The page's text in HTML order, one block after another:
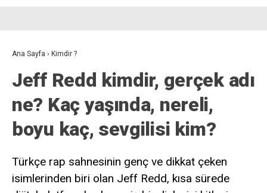
Ana Sayfa › Kimdir ?
Jeff Redd kimdir, gerçek adı
ne? Kaç yaşında, nereli,
boyu kaç, sevgilisi kim?
Türkçe rap sahnesinin genç ve dikkat çeken
isimlerinden biri olan Jeff Redd, kısa sürede